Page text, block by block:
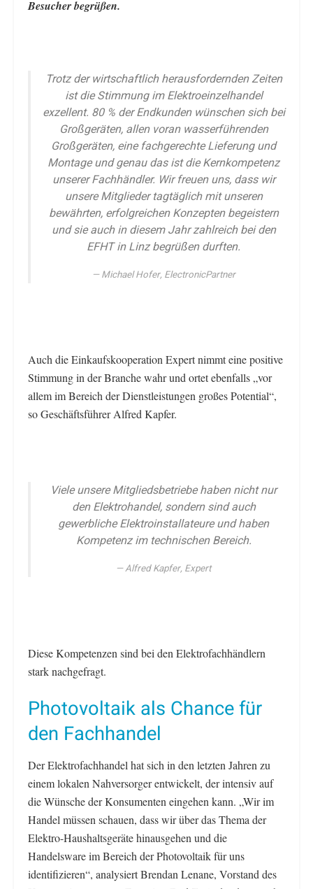
Besucher begrüßen.
Trotz der wirtschaftlich herausfordernden Zeiten
ist die Stimmung im Elektroeinzelhandel
exzellent. 80 % der Endkunden wünschen sich bei
Großgeräten, allen voran wasserführenden
Großgeräten, eine fachgerechte Lieferung und
Montage und genau das ist die Kernkompetenz
unserer Fachhändler. Wir freuen uns, dass wir
unsere Mitglieder tagtäglich mit unseren
bewährten, erfolgreichen Konzepten begeistern
und sie auch in diesem Jahr zahlreich bei den
EFHT in Linz begrüßen durften.
Michael Hofer, ElectronicPartner
Auch die Einkaufskooperation Expert nimmt eine positive
Stimmung in der Branche wahr und ortet ebenfalls „vor
allem im Bereich der Dienstleistungen großes Potential“,
so Geschäftsführer Alfred Kapfer.
Viele unsere Mitgliedsbetriebe haben nicht nur
den Elektrohandel, sondern sind auch
gewerbliche Elektroinstallateure und haben
Kompetenz im technischen Bereich.
Alfred Kapfer, Expert
Diese Kompetenzen sind bei den Elektrofachhändlern
stark nachgefragt.
Photovoltaik als Chance für
den Fachhandel
Der Elektrofachhandel hat sich in den letzten Jahren zu
einem lokalen Nahversorger entwickelt, der intensiv auf
die Wünsche der Konsumenten eingehen kann. „Wir im
Handel müssen schauen, dass wir über das Thema der
Elektro-Haushaltsgeräte hinausgehen und die
Handelsware im Bereich der Photovoltaik für uns
identifizieren“, analysiert Brendan Lenane, Vorstand des